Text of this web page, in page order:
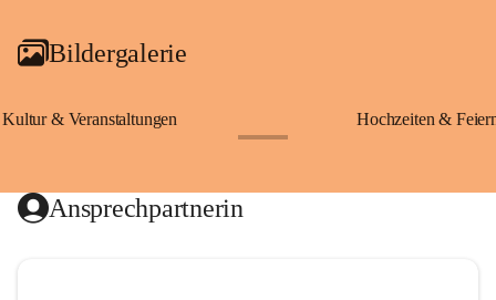
Bildergalerie
Kultur & Veranstaltungen Hochzeiten &
Ansprechpartnerin